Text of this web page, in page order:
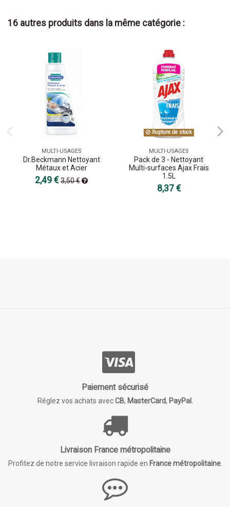
16 autres produits dans la même catégorie :
MULTI-USAGES
Dr.Beckmann Nettoyant
Métaux et Acier
2,49 €3,50 €
Rupture de stock
MULTI-USAGES
Pack de 3 - Nettoyant
Multi-surfaces Ajax Frais
1.5L
8,37 €
Paiement sécurisé
Réglez vos achats avecCB, MasterCard, PayPal.
Livraison France métropolitaine
Profitez de notre service livraison rapide en France métropolitaine.